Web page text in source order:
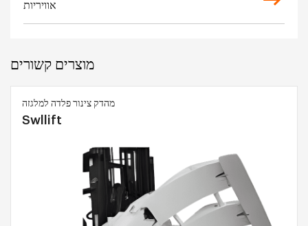
אוויריות
מוצרים קשורים
מהדק צינור פלדה למלגזה
Swllift